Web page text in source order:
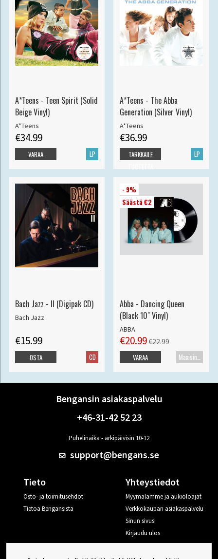
A*Teens - Teen Spirit (Solid
Beige Vinyl)
A*Teens
€34.99
LP
VARAA
A*Teens - The Abba
Generation (Silver Vinyl)
A*Teens
€36.99
LP
TARKKAILE
Bach Jazz - II (Digipak CD)
Bach Jazz
€15.99
CD
OSTA
- 9%
Säästä €2
Abba - Dancing Queen
(Black 10" Vinyl)
ABBA
€20.99€22.99
Maxisingle
VARAA
Bengansin asiakaspalvelu
+46-31-42 52 23
Puhelinaika - arkipäivisin 10-12
support@bengans.se
Tieto
Osto- ja toimitusehdot
Tietoa Bengansista
Yhteystiedot
Myymälämme ja aukioloajat
Verkkokaupan asiakaspalvelu
Sinun sivusi
Kirjaudu ulos